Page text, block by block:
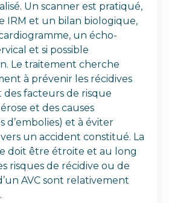
Un scanner est pratiqué,
IRM et un bilan biologique,
un écho-
et si possible
Le traitement cherche
à prévenir les récidives
facteurs de risque
et des causes
d’embolies) et à éviter
vers un accident constitué. La
doit être étroite et au long
risques de récidive ou de
AVC sont relativement